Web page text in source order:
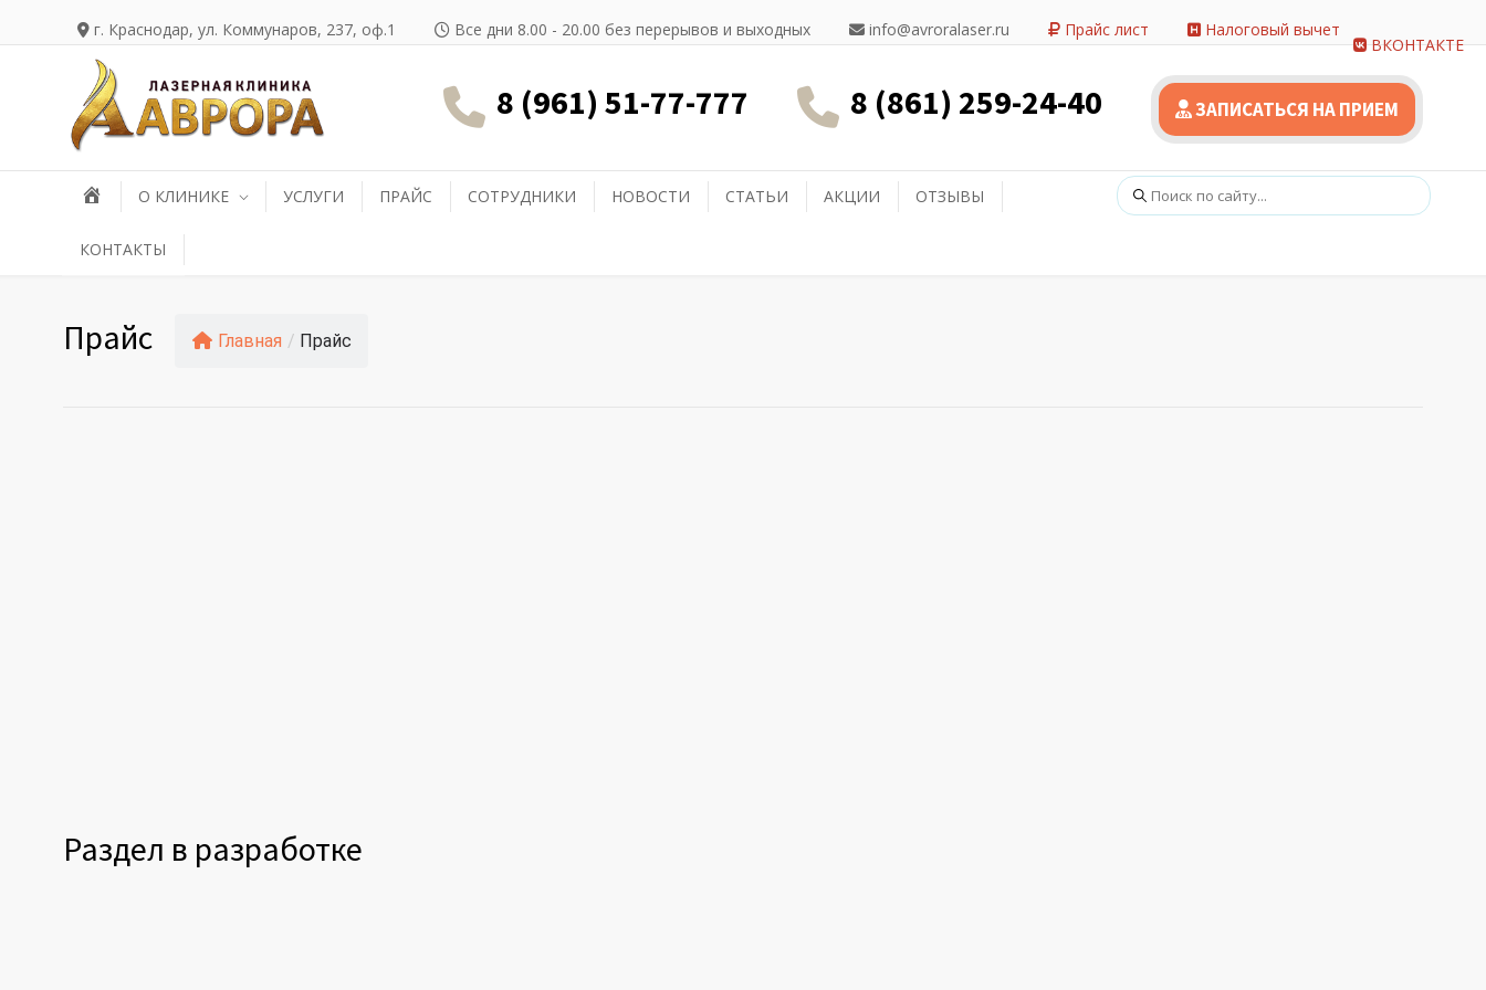
г. Краснодар, ул. Коммунаров, 237, оф.1 Все дни 8.00 - 20.00 без перерывов и выходных info@avroralaser.ru Прайс лист Налоговый вычет
ВКОНТАКТЕ
8 (961) 51-77-777 8 (861) 259-24-40 ЗАПИСАТЬСЯ НА ПРИЕМ
Поиск:
О КЛИНИКЕ УСЛУГИ ПРАЙС СОТРУДНИКИ НОВОСТИ СТАТЬИ АКЦИИ ОТЗЫВЫ
КОНТАКТЫ
Прайс Главная / Прайс
Раздел в разработке